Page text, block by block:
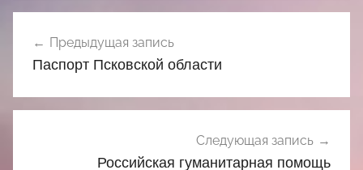
по
Предыдущая запись
Паспорт Псковской области
Следующая запись
Российская гуманитарная помощь